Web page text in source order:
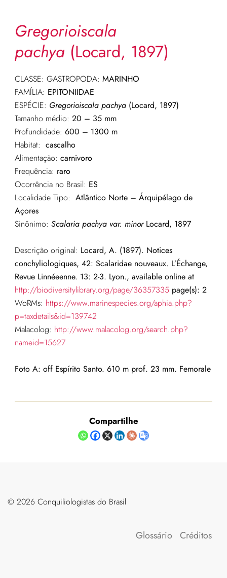
Gregorioiscala
pachya(Locard, 1897)
CLASSE: GASTROPODA: MARINHO
FAMÍLIA: EPITONIIDAE
ESPÉCIE: Gregorioiscala pachya(Locard, 1897)
Tamanho médio: 20 – 35 mm
Profundidade: 600 – 1300 m
Habitat: cascalho
Alimentação: carnivoro
Frequência: raro
Ocorrência no Brasil: ES
Localidade Tipo: Atlântico Norte – Árquipélago de
Açores
Sinônimo: Scalaria pachya var. minorLocard, 1897
Descrição original: Locard, A. (1897). Notices
conchyliologiques, 42: Scalaridae nouveaux. L’Échange,
Revue Linnéeenne. 13: 2-3. Lyon., available online at
http://biodiversitylibrary.org/page/36357335 page(s): 2
WoRMs: https://www.marinespecies.org/aphia.php?
p=taxdetails&id=139742
Malacolog: http://www.malacolog.org/search.php?
nameid=15627
Foto A: off Espírito Santo. 610 m prof. 23 mm. Femorale
Compartilhe
©️ 2026 Conquiliologistas do Brasil
Glossário Créditos